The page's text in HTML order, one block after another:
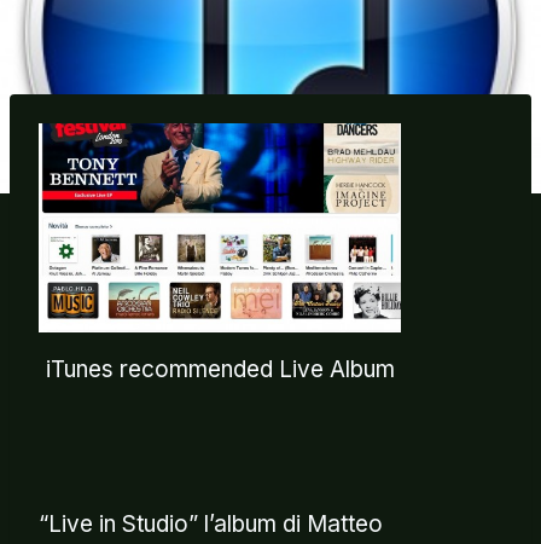
iTunes recommended Live Album
“Live in Studio” l’album di Matteo